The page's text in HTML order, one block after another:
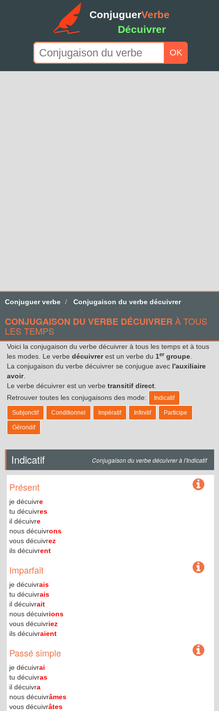
ConjuguerVerbe
Décuivrer
OK
Conjuguer verbe Conjugaison du verbe décuivrer
CONJUGAISON DU VERBE DÉCUIVRER À TOUS
LES TEMPS
Voici la conjugaison du verbe décuivrer à tous les temps et à tous
les modes. Le verbe décuivrerest un verbe du 1er groupe
La conjugaison du verbe décuivrer se conjugue avec l'auxiliaire
avoir.
Le verbe décuivrer est un verbe transitif direct
Retrouver toutes les conjugaisons des mode:
Indicatif
Subjonctif Conditionnel Impératif Infinitif Participe
Gérondif
Indicatif Conjugaison du verbe décuivrer à l'Indicatif
Présent
je décuivre
tu décuivres
il décuivre
nous décuivrons
vous décuivrez
ils décuivrent
Imparfait
je décuivrais
tu décuivrais
il décuivrait
nous décuivrions
vous décuivriez
ils décuivraient
Passé simple
je décuivrai
tu décuivras
il décuivra
nous décuivrâmes
vous décuivrâtes